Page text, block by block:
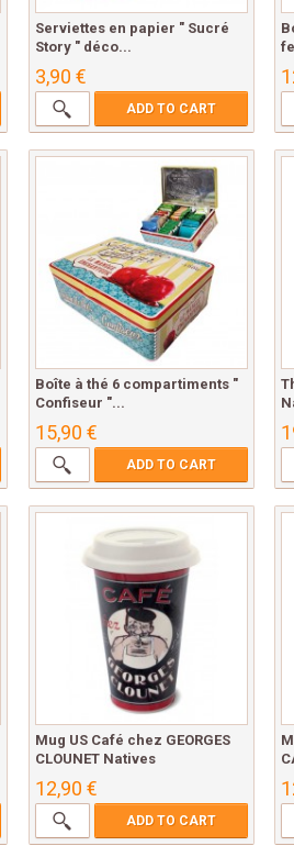
Serviettes en papier " Sucré
Story " déco...
3,90 €
ADD TO CART
Boîte à thé 6 compartiments "
Confiseur "...
15,90 €
ADD TO CART
Mug US Café chez GEORGES
CLOUNET Natives
12,90 €
ADD TO CART